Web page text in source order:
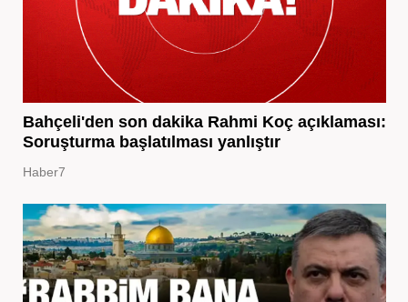
Bahçeli'den son dakika Rahmi Koç açıklaması:
Soruşturma başlatılması yanlıştır
Haber7